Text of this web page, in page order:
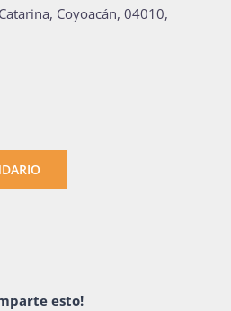
Coyoacán, 04010,
esto!